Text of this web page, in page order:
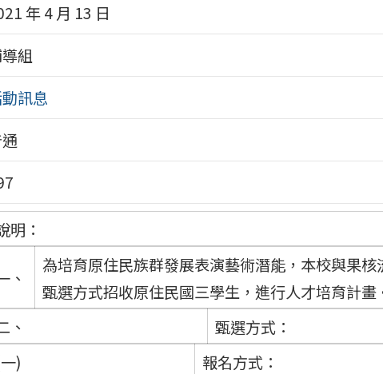
年 4 月 13 日
組
訊息
明：
、
為培育原住民族群發展表演藝術潛能，本校與果
甄選方式招收原住民國三學生，進行人才培育計畫
、
甄選方式：
)
報名方式：